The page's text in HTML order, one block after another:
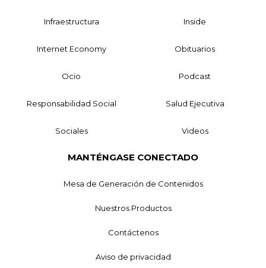
Infraestructura Inside
Internet Economy Obituarios
Ocio Podcast
Responsabilidad Social Salud Ejecutiva
Sociales Videos
MANTÉNGASE CONECTADO
Mesa de Generación de Contenidos
Nuestros Productos
Contáctenos
Aviso de privacidad